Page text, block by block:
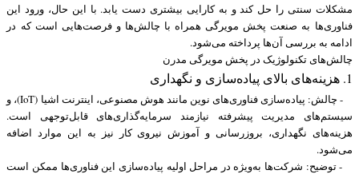
مشکلات سنتی را حل کند و به کارایی بیشتری دست یابد. با این حال، ورود این
فناوری‌ها به صنعت پخش مویرگی همراه با چالش‌ها و فرصت‌هایی است که در
ادامه به بررسی آن‌ها پرداخته می‌شود.
چالش‌های تکنولوژیک در پخش مویرگی مدرن
1. هزینه‌های بالای پیاده‌سازی و نگهداری
- چالش: پیاده‌سازی فناوری‌های نوین مانند هوش مصنوعی، اینترنت اشیا (IoT)، و
سیستم‌های مدیریت پیشرفته نیازمند سرمایه‌گذاری‌های قابل‌توجهی است.
هزینه‌های نگهداری، بروزرسانی و آموزش نیروی کار نیز به این موارد اضافه
می‌شود.
- توضیح: شرکت‌ها به‌ویژه در مراحل اولیه پیاده‌سازی این فناوری‌ها ممکن است